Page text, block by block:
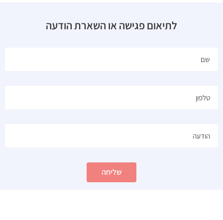
לתיאום פגישה או השארת הודעה
שליחה